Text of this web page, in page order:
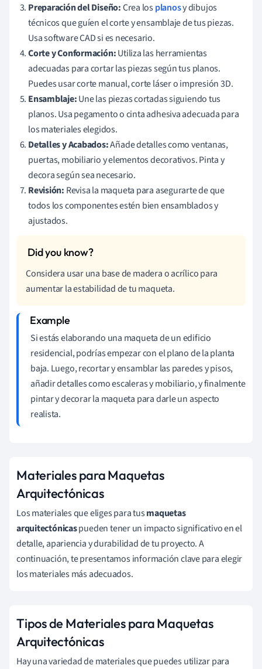
Preparación del Diseño:Crea losplanosy dibujos
técnicos que guíen el corte y ensamblaje de tus piezas.
Usa software CAD si es necesario.
Corte y Conformación:Utiliza las herramientas
adecuadas para cortar las piezas según tus planos.
Puedes usar corte manual, corte láser o impresión 3D.
Ensamblaje:Une las piezas cortadas siguiendo tus
planos. Usa pegamento o cinta adhesiva adecuada para
los materiales elegidos.
Detalles y Acabados:Añade detalles como ventanas,
puertas, mobiliario y elementos decorativos. Pinta y
decora según sea necesario.
Revisión: Revisa la maqueta para asegurarte de que
todos los componentes estén bien ensamblados y
ajustados.
Considera usar una base de madera o acrílico para
aumentar la estabilidad de tu maqueta.
Si estás elaborando una maqueta de un edificio
residencial, podrías empezar con el plano de la planta
baja. Luego, recortar y ensamblar las paredes y pisos,
añadir detalles como escaleras y mobiliario, y finalmente
pintar y decorar la maqueta para darle un aspecto
realista.
Materiales para Maquetas
Arquitectónicas
Los materiales que eliges para tusmaquetas
arquitectónicaspueden tener un impacto significativo en el
detalle, apariencia y durabilidad de tu proyecto. A
continuación, te presentamos información clave para elegir
los materiales más adecuados.
Tipos de Materiales para Maquetas
Arquitectónicas
Hay una variedad de materiales que puedes utilizar para